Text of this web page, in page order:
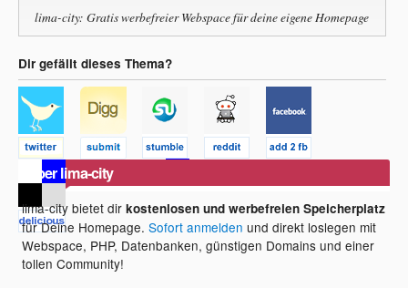
lima-city: Gratis werbefreier Webspace für deine eigene Homepage
Dir gefällt dieses Thema?
Über lima-city
lima-city bietet dirkostenlosen und werbefreien Speicherplatz
für Deine Homepage.Sofort anmelden und direkt loslegen mit
Webspace, PHP, Datenbanken, günstigen Domains und einer
tollen Community!